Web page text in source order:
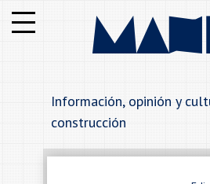
Institucional
Secciones
Anunciantes
Información, opinión y
construcción